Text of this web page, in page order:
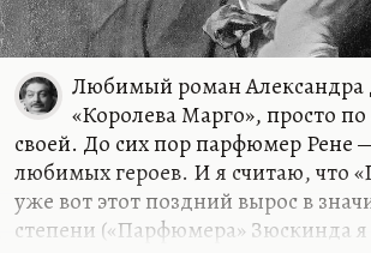
Любимый роман
«Королева Марго», просто
своей. До сих пор парфюмер Рене
любимых героев. И я считаю, что
уже вот этот поздний вырос в
степени («Парфюмера» Зюскинда